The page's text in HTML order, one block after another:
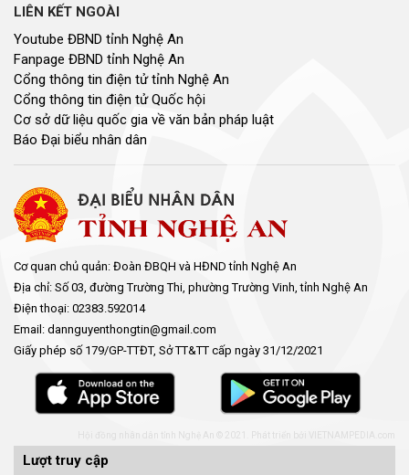
LIÊN KẾT NGOÀI
Youtube ĐBND tỉnh Nghệ An
Fanpage ĐBND tỉnh Nghệ An
Cổng thông tin điện tử tỉnh Nghệ An
Cổng thông tin điện tử Quốc hội
Cơ sở dữ liệu quốc gia về văn bản pháp luật
Báo Đại biểu nhân dân
Cơ quan chủ quản: Đoàn ĐBQH và HĐND tỉnh Nghệ An
Địa chỉ: Số 03, đường Trường Thi, phường Trường Vinh, tỉnh Nghệ An
Điện thoại: 02383.592014
Email: dannguyenthongtin@gmail.com
Giấy phép số 179/GP-TTĐT, Sở TT&TT cấp ngày 31/12/2021
Hội đồng nhân dân tỉnh Nghệ An © 2021. Phát triển bởi
Lượt truy cập